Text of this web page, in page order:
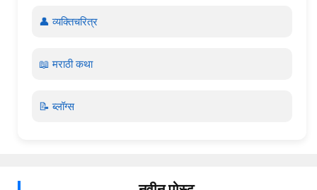
👤 व्यक्तिचरित्र
📖 मराठी कथा
📝 ब्लॉग्स